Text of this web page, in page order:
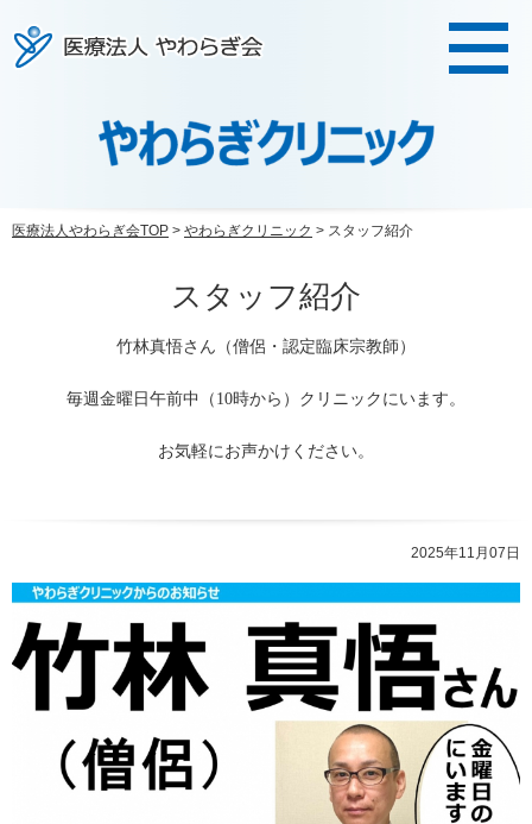
医療法人やわらぎ会TOP > やわらぎクリニック > スタッフ紹介
スタッフ紹介
竹林真悟さん（僧侶・認定臨床宗教師）
毎週金曜日午前中（10時から）クリニックにいます。
お気軽にお声かけください。
2025年11月07日